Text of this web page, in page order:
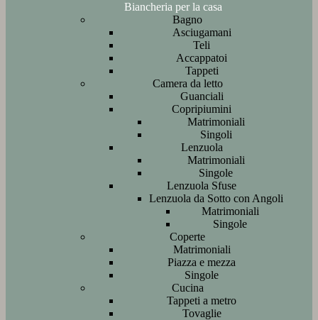
Biancheria per la casa
Bagno
Asciugamani
Teli
Accappatoi
Tappeti
Camera da letto
Guanciali
Copripiumini
Matrimoniali
Singoli
Lenzuola
Matrimoniali
Singole
Lenzuola Sfuse
Lenzuola da Sotto con Angoli
Matrimoniali
Singole
Coperte
Matrimoniali
Piazza e mezza
Singole
Cucina
Tappeti a metro
Tovaglie